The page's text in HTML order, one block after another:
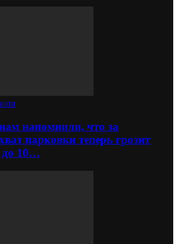
напомнили, что за
парковки теперь грозит
10…